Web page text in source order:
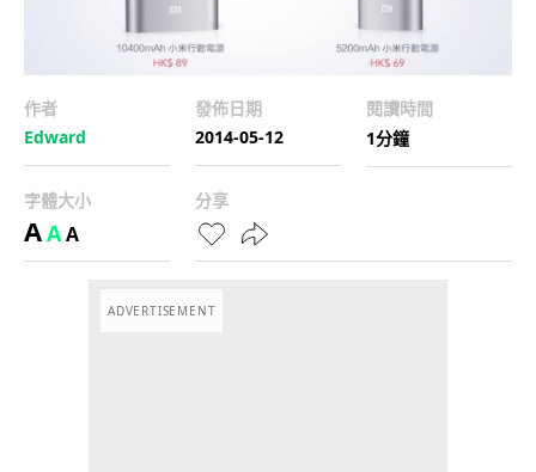
作者
Edward
發佈日期
2014-05-12
閱讀時間
1分鐘
字體大小
AAA
分享
ADVERTISEMENT